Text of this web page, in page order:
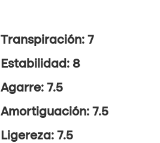
Transpiración: 7
Estabilidad: 8
Agarre: 7.5
Amortiguación: 7.5
Ligereza: 7.5